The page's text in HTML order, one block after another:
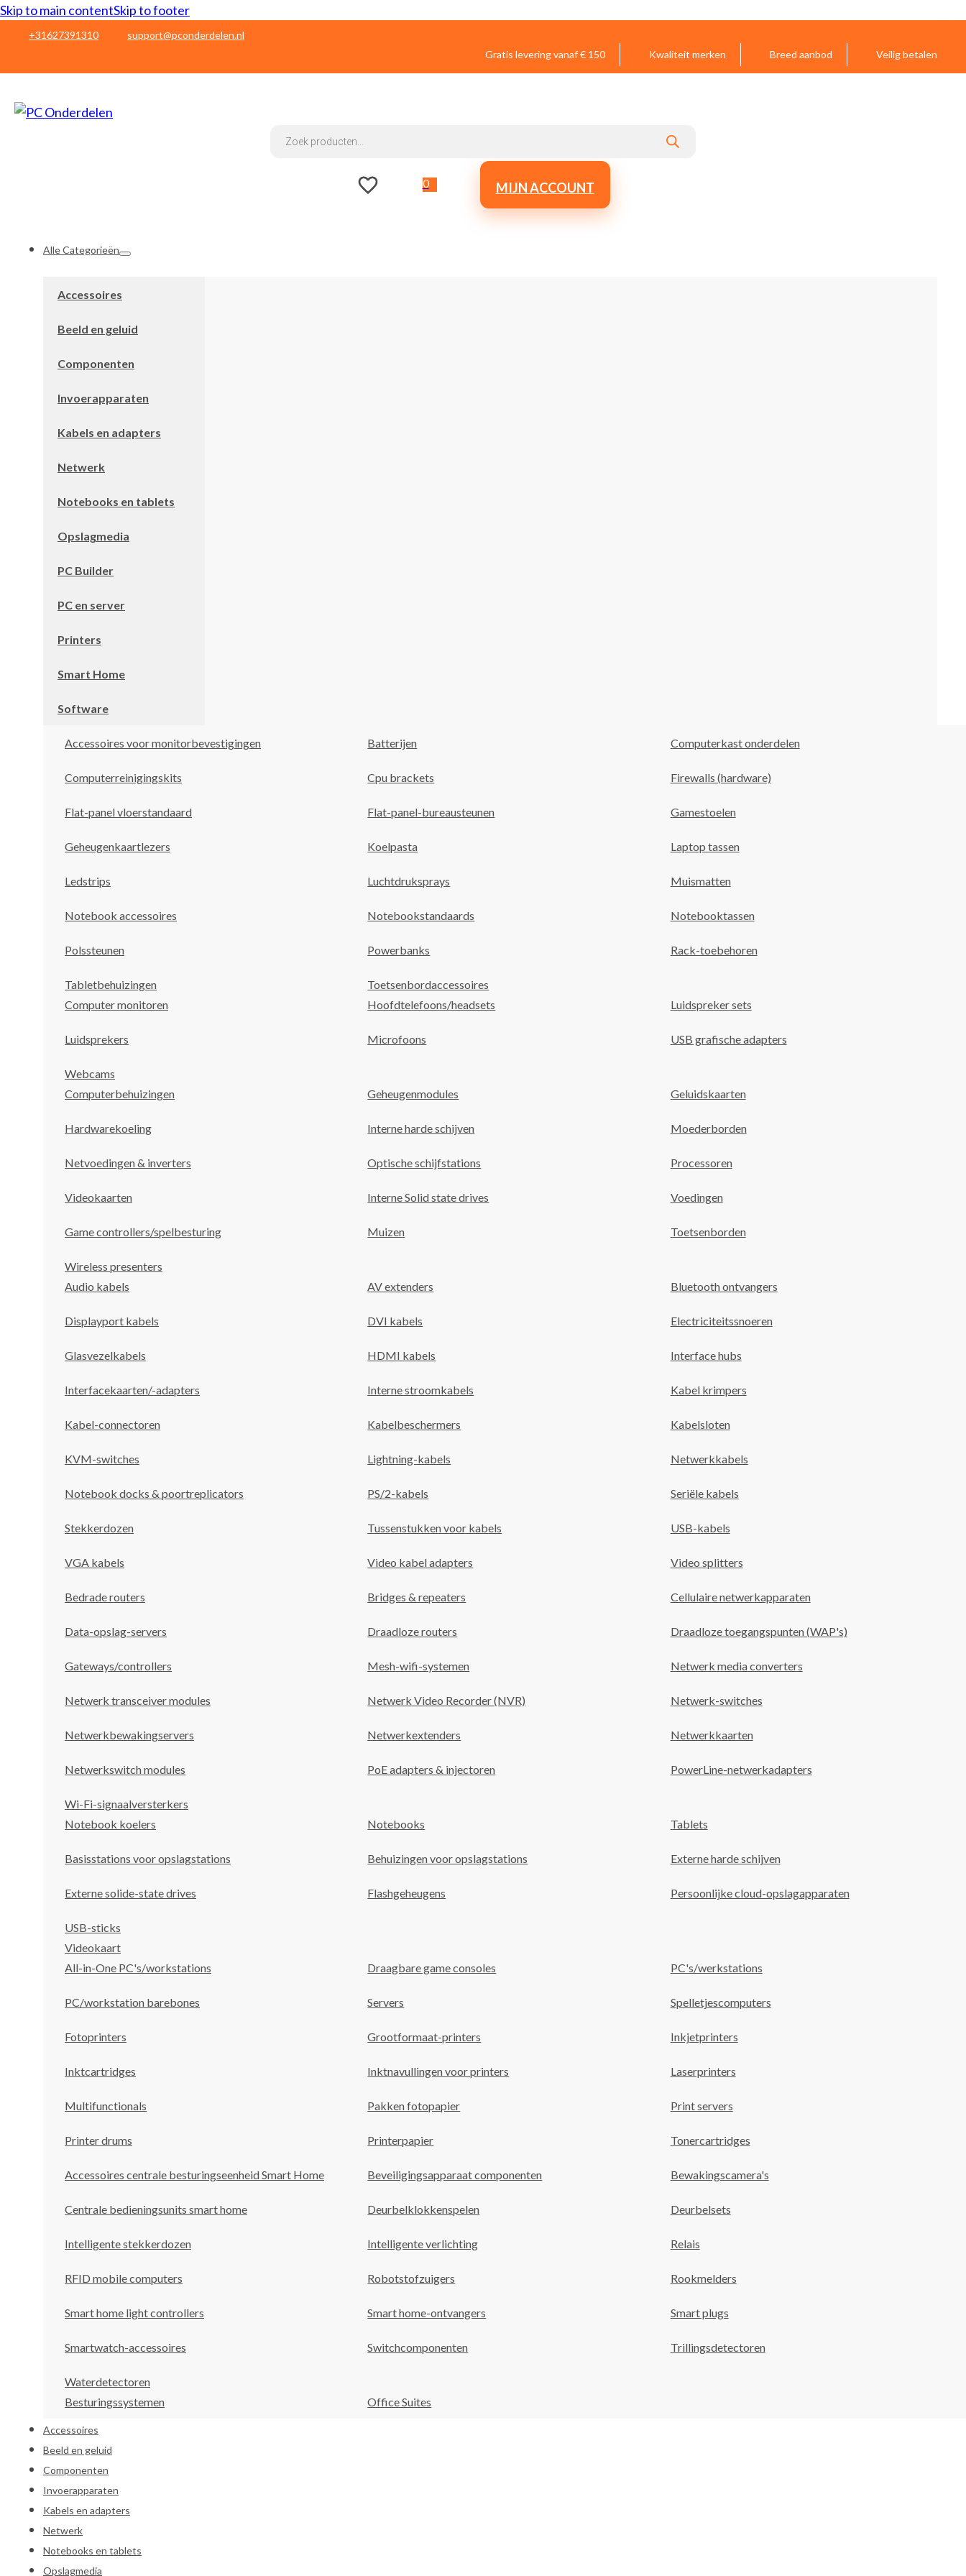
Skip to main contentSkip to footer
+31627391310
support@pconderdelen.nl
Gratis levering vanaf € 150
Kwaliteit merken Breed aanbod Veilig betalen
search
0 MIJN ACCOUNT
Alle Categorieën
Accessoires
Beeld en geluid
Componenten
Invoerapparaten
Kabels en adapters
Netwerk
Notebooks en tablets
Opslagmedia
PC Builder
PC en server
Printers
Smart Home
Software
Accessoires voor monitorbevestigingen Batterijen Computerkast onderdelen
Computerreinigingskits Cpu brackets Firewalls (hardware)
Flat-panel vloerstandaard Flat-panel-bureausteunen Gamestoelen
Geheugenkaartlezers Koelpasta Laptop tassen
Ledstrips Luchtdruksprays Muismatten
Notebook accessoires Notebookstandaards Notebooktassen
Polssteunen Powerbanks Rack-toebehoren
Tabletbehuizingen
Toetsenbordaccessoires
Computer monitoren
Hoofdtelefoons/headsets Luidspreker sets
Luidsprekers Microfoons USB grafische adapters
Webcams
Computerbehuizingen
Geheugenmodules Geluidskaarten
Hardwarekoeling Interne harde schijven Moederborden
Netvoedingen & inverters Optische schijfstations Processoren
Videokaarten Interne Solid state drives Voedingen
Game controllers/spelbesturing Muizen Toetsenborden
Wireless presenters
Audio kabels
AV extenders Bluetooth ontvangers
Displayport kabels DVI kabels Electriciteitssnoeren
Glasvezelkabels HDMI kabels Interface hubs
Interfacekaarten/-adapters Interne stroomkabels Kabel krimpers
Kabel-connectoren Kabelbeschermers Kabelsloten
KVM-switches Lightning-kabels Netwerkkabels
Notebook docks & poortreplicators PS/2-kabels Seriële kabels
Stekkerdozen Tussenstukken voor kabels USB-kabels
VGA kabels Video kabel adapters Video splitters
Bedrade routers Bridges & repeaters Cellulaire netwerkapparaten
Data-opslag-servers Draadloze routers Draadloze toegangspunten (WAP's)
Gateways/controllers Mesh-wifi-systemen Netwerk media converters
Netwerk transceiver modules Netwerk Video Recorder (NVR) Netwerk-switches
Netwerkbewakingservers Netwerkextenders Netwerkkaarten
Netwerkswitch modules PoE adapters & injectoren PowerLine-netwerkadapters
Wi-Fi-signaalversterkers
Notebook koelers
Notebooks Tablets
Basisstations voor opslagstations Behuizingen voor opslagstations Externe harde schijven
Externe solide-state drives Flashgeheugens Persoonlijke cloud-opslagapparaten
USB-sticks
Videokaart
All-in-One PC's/workstations
Draagbare game consoles PC's/werkstations
PC/workstation barebones Servers Spelletjescomputers
Fotoprinters Grootformaat-printers Inkjetprinters
Inktcartridges Inktnavullingen voor printers Laserprinters
Multifunctionals Pakken fotopapier Print servers
Printer drums Printerpapier Tonercartridges
Accessoires centrale besturingseenheid Smart Home Beveiligingsapparaat componenten Bewakingscamera's
Centrale bedieningsunits smart home Deurbelklokkenspelen Deurbelsets
Intelligente stekkerdozen Intelligente verlichting Relais
RFID mobile computers Robotstofzuigers Rookmelders
Smart home light controllers Smart home-ontvangers Smart plugs
Smartwatch-accessoires Switchcomponenten Trillingsdetectoren
Waterdetectoren
Besturingssystemen
Office Suites
Accessoires
Beeld en geluid
Componenten
Invoerapparaten
Kabels en adapters
Netwerk
Notebooks en tablets
Opslagmedia